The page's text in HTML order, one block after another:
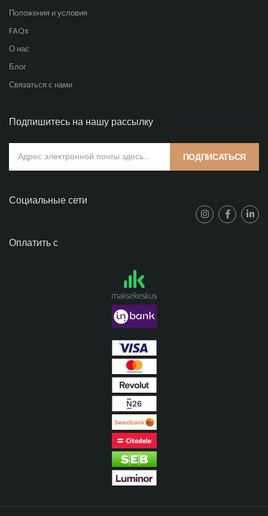
Положения и условия
FAQs
О нас
Блог
Связаться с нами
Подпишитесь на нашу рассылку
ПОДПИСАТЬСЯ
Социальные сети
Оплатить с